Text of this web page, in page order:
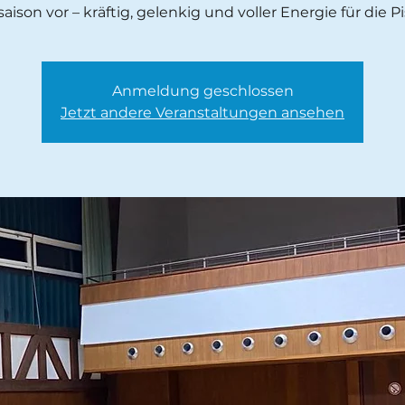
vor – kräftig, gelenkig und voller Energie für die
Anmeldung geschlossen
Jetzt andere Veranstaltungen ansehen